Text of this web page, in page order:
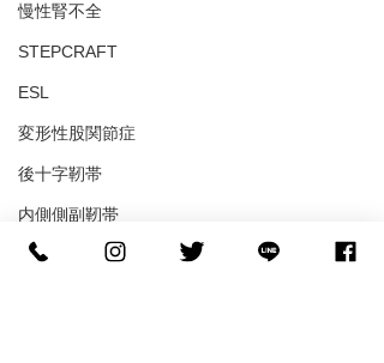
慢性腎不全
STEPCRAFT
ESL
変形性股関節症
後十字靭帯
内側側副靭帯
分離症